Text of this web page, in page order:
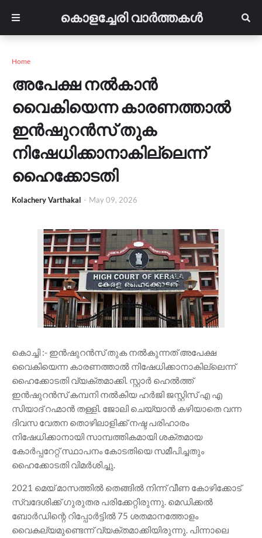
കൊളച്ചേരി വാർത്തകൾ
Home
അപേക്ഷ നൽകാൻ
വൈകിയെന്ന കാരണത്താൽ
ഇൻഷുറൻസ് തുക
നിഷേധിക്കാനാകില്ലെന്ന്
ഹൈക്കോടതി
Kolachery Varthakal - May 09, 2026
കൊച്ചി :- ഇൻഷുറൻസ് തുക നൽകുന്നത് അപേക്ഷ
വൈകിയെന്ന കാരണത്താൽ നിഷേധിക്കാനാകില്ലെന്ന്
ഹൈക്കോടതി വ്യക്തമാക്കി. സ്റ്റാർ ഹെൽത്ത്
ഇൻഷുറൻസ് കമ്പനി നൽകിയ ഹർജി ജസ്റ്റിസ് എ എ
സിയാദ് റഹ്മാൻ തള്ളി. ജോലി ചെയ്യാൻ കഴിയാതെ വന്ന
ദിവസ വേതന തൊഴിലാളിക്ക് നഷ്ട പരിഹാരം
നിഷേധിക്കാനായി സാമ്പത്തികമായി ശക്തമായ
കോർപ്പറേറ്റ് സ്ഥാപനം കോടതിയെ സമീപിച്ചതും
ഹൈക്കോടതി വിമർശിച്ചു.
2021 മെയ് മാസത്തിൽ തെങ്ങിൽ നിന്ന് വീണ കോഴിക്കോട്
സ്വദേശിക്ക് ഗുരുതര പരിക്കേറ്റിരുന്നു. മെഡിക്കൽ
ബോർഡിന്റെ റിപ്പോർട്ടിൽ 75 ശതമാനത്തോളം
വൈകല്യമുണ്ടെന്ന് വ്യക്തമാക്കിയിരുന്നു. പിന്നാലെ